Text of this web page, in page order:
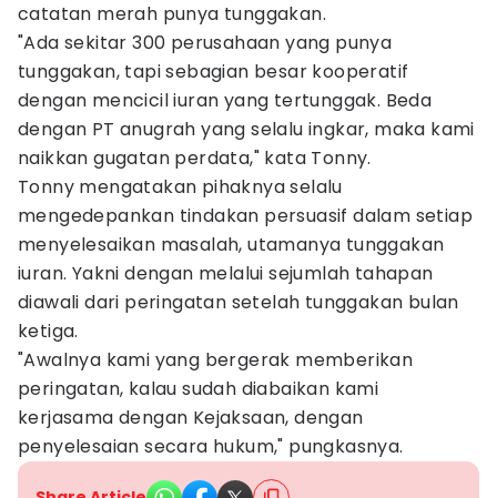
catatan merah punya tunggakan.
"Ada sekitar 300 perusahaan yang punya
tunggakan, tapi sebagian besar kooperatif
dengan mencicil iuran yang tertunggak. Beda
dengan PT anugrah yang selalu ingkar, maka kami
naikkan gugatan perdata," kata Tonny.
Tonny mengatakan pihaknya selalu
mengedepankan tindakan persuasif dalam setiap
menyelesaikan masalah, utamanya tunggakan
iuran. Yakni dengan melalui sejumlah tahapan
diawali dari peringatan setelah tunggakan bulan
ketiga.
"Awalnya kami yang bergerak memberikan
peringatan, kalau sudah diabaikan kami
kerjasama dengan Kejaksaan, dengan
penyelesaian secara hukum," pungkasnya.